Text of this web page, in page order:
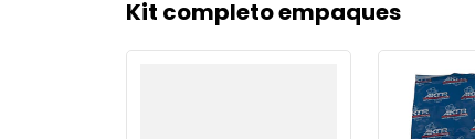
Kit completo empaques